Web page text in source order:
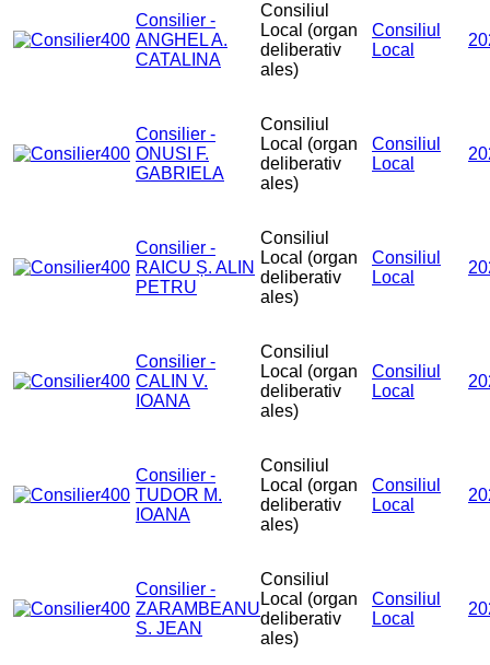
Consilier -
ANGHEL A.
CATALINA
Consiliul
Local (organ
deliberativ
ales)
Consiliul
Local
Consilier -
ONUSI F.
GABRIELA
Consiliul
Local (organ
deliberativ
ales)
Consiliul
Local
Consilier -
RAICU Ș. ALIN
PETRU
Consiliul
Local (organ
deliberativ
ales)
Consiliul
Local
Consilier -
CALIN V.
IOANA
Consiliul
Local (organ
deliberativ
ales)
Consiliul
Local
Consilier -
TUDOR M.
IOANA
Consiliul
Local (organ
deliberativ
ales)
Consiliul
Local
Consilier -
ZARAMBEANU
S. JEAN
Consiliul
Local (organ
deliberativ
ales)
Consiliul
Local